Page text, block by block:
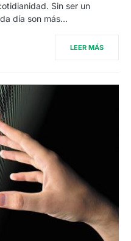
Sin ser un
día son más…
LEER MÁS